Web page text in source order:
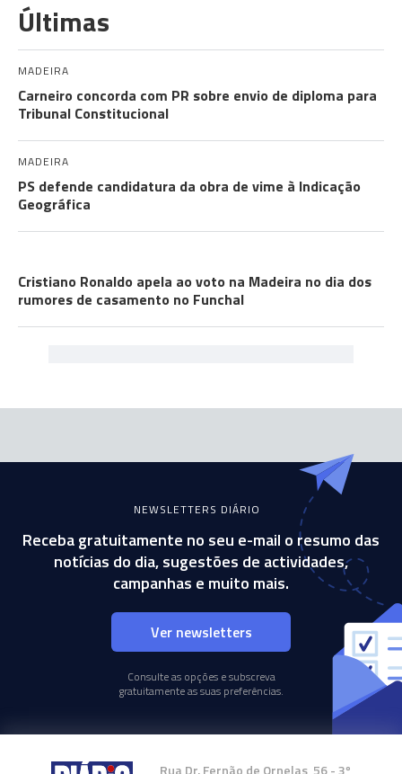
Últimas
MADEIRA
Carneiro concorda com PR sobre envio de diploma para
Tribunal Constitucional
MADEIRA
PS defende candidatura da obra de vime à Indicação
Geográfica
Cristiano Ronaldo apela ao voto na Madeira no dia dos
rumores de casamento no Funchal
NEWSLETTERS DIÁRIO
Receba gratuitamente no seu e-mail o resumo das
notícias do dia, sugestões de actividades,
campanhas e muito mais.
Ver newsletters
Consulte as opções e subscreva
gratuitamente as suas preferências.
Rua Dr. Fernão de Ornelas, 56 - 3º